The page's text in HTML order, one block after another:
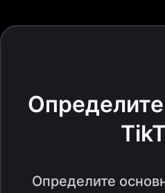
Определите